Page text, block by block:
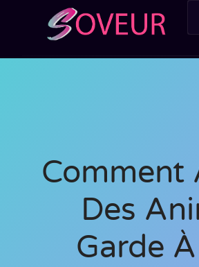
Comment
Des
Garde